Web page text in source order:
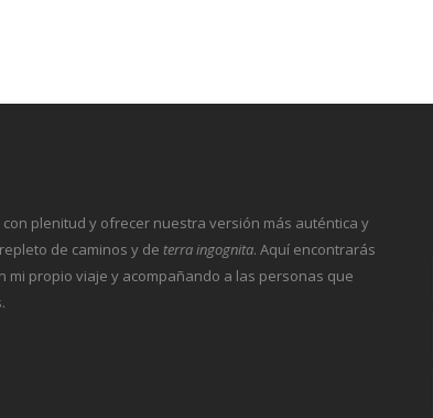
plenitud y ofrecer nuestra versión más auténtica y
de caminos y de terra ingognita. Aquí encontrarás
mi propio viaje y acompañando a las personas que